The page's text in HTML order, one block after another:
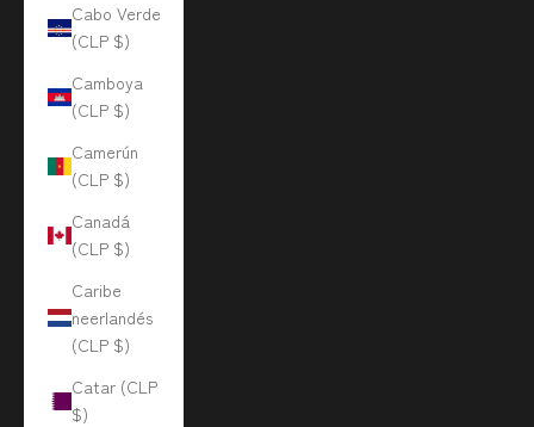
Cabo Verde
(CLP $)
Camboya
(CLP $)
Camerún
(CLP $)
Canadá
(CLP $)
Caribe
neerlandés
(CLP $)
Catar (CLP
$)